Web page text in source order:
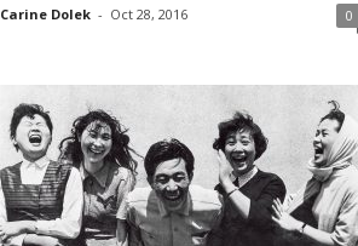
Carine Dolek - Oct 28, 2016 0